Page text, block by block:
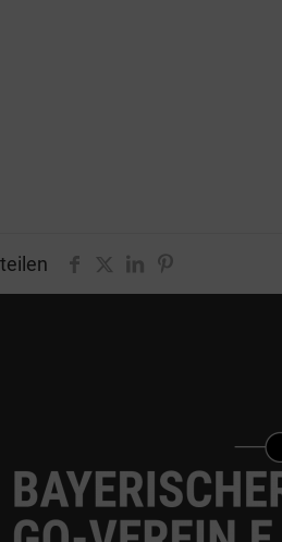
teilen